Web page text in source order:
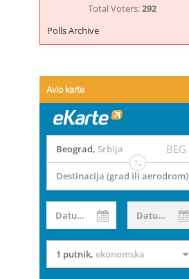
Total Voters:292
Polls Archive
Avio karte
Beograd, Srbija BEG
Destinacija (grad ili aerodrom)
Datum od Datum do
1 putnik, ekonomska